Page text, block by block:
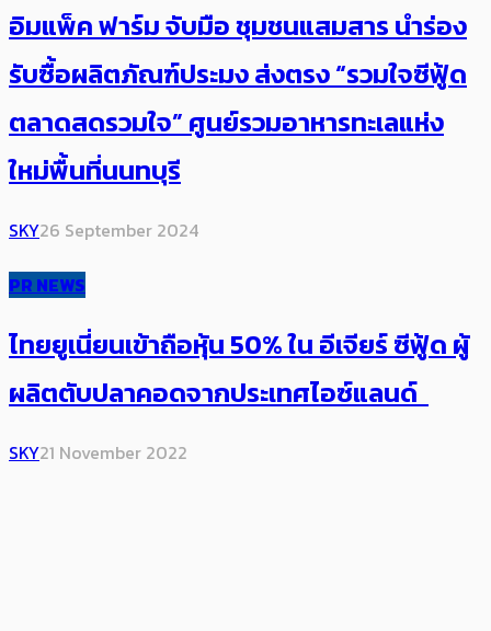
อิมแพ็ค ฟาร์ม จับมือ ชุมชนแสมสาร นำร่อง
รับซื้อผลิตภัณฑ์ประมง ส่งตรง “รวมใจซีฟู้ด
ตลาดสดรวมใจ” ศูนย์รวมอาหารทะเลแห่ง
ใหม่พื้นที่นนทบุรี
SKY26 September 2024
PR NEWS
ไทยยูเนี่ยนเข้าถือหุ้น 50% ใน อีเจียร์ ซีฟู้ด ผู้
ผลิตตับปลาคอดจากประเทศไอซ์แลนด์
SKY21 November 2022